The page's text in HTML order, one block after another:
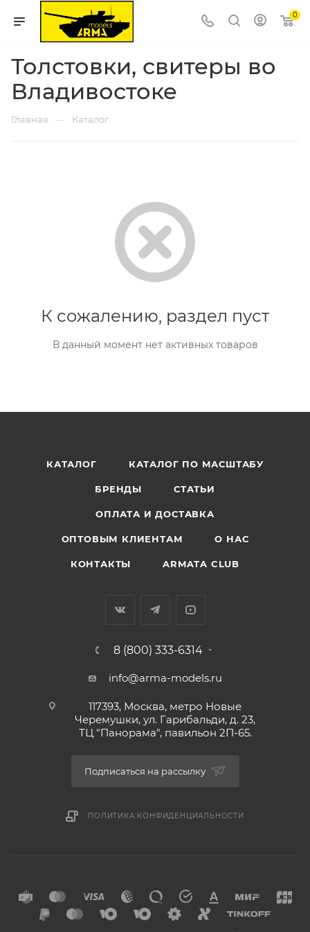
0
Толстовки, свитеры во
Владивостоке
Главная — Каталог
К сожалению, раздел пуст
В данный момент нет активных товаров
КАТАЛОГ КАТАЛОГ ПО МАСШТАБУ
БРЕНДЫ СТАТЬИ
ОПЛАТА И ДОСТАВКА
ОПТОВЫМ КЛИЕНТАМ О НАС
КОНТАКТЫ ARMATA CLUB
8 (800) 333-6314
info@arma-models.ru
117393, Москва, метро Новые
Черемушки, ул. Гарибальди, д. 23,
ТЦ "Панорама", павильон 2П-65.
Подписаться на рассылку
ПОЛИТИКА КОНФИДЕНЦИАЛЬНОСТИ